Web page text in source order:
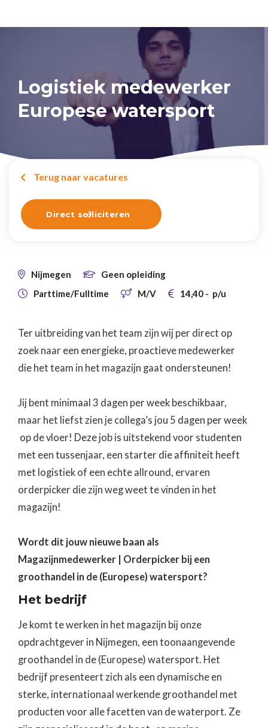
Logistiek medewerker
Europese watersport
 Terug naar vacatures
Direct solliciteren

 Nijmegen  Geen opleiding
 Parttime/Fulltime  M/V  14,40 - p/u
Ter uitbreiding van het team zijn wij per direct op
zoek naar een energieke, proactieve medewerker
die het team in het magazijn gaat ondersteunen!
Jij bent minimaal 3 dagen per week beschikbaar,
maar het liefst zien je collega’s jou 5 dagen per week
op de vloer! Deze job is uitstekend voor studenten
met een tussenjaar, een starter die affiniteit heeft
met logistiek of een echte allround, ervaren
orderpicker die zijn weg weet te vinden in het
magazijn!
Wordt dit jouw nieuwe baan als
Magazijnmedewerker | Orderpicker bij een
groothandel in de (Europese) watersport?
Het bedrijf
Je komt te werken in het magazijn bij onze
opdrachtgever in Nijmegen, een toonaangevende
groothandel in de (Europese) watersport. Het
bedrijf presenteert zich als een dynamische en
sterke, internationaal werkende groothandel met
producten voor alle facetten van de waterport. Ze